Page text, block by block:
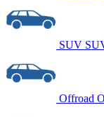
SUV
Offroad